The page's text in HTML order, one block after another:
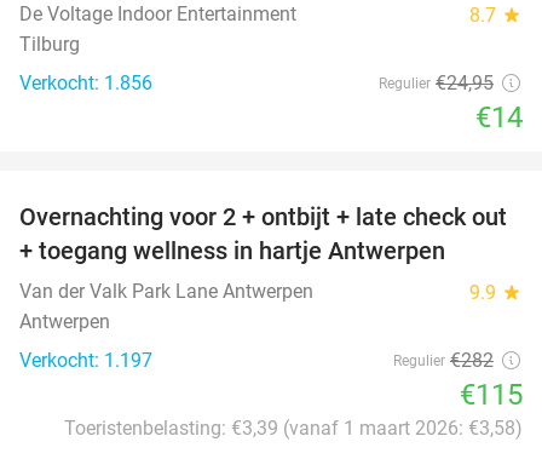
De Voltage Indoor Entertainment 8.7 star
Tilburg
Verkocht: 1.856
Regulier €24,95
€14
59%
Overnachting voor 2 + ontbijt + late check out
+ toegang wellness in hartje Antwerpen
Van der Valk Park Lane Antwerpen 9.9 star
Antwerpen
Verkocht: 1.197
Regulier €282
€115
Toeristenbelasting: €3,39 (vanaf 1 maart 2026: €3,58)